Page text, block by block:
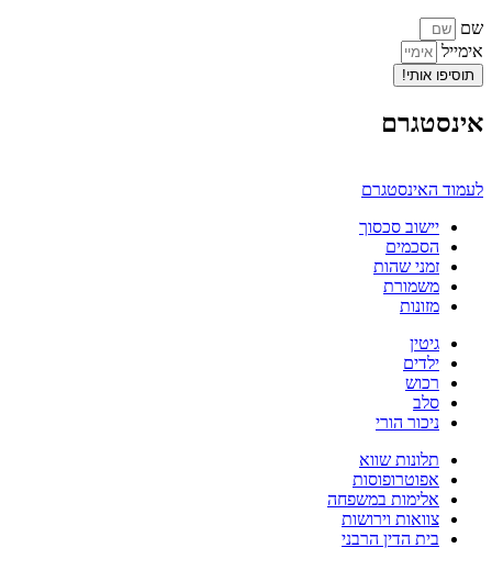
שם
אימייל
תוסיפו אותי!
אינסטגרם
לעמוד האינסטגרם
יישוב סכסוך
הסכמים
זמני שהות
משמורת
מזונות
גיטין
ילדים
רכוש
סלב
ניכור הורי
תלונות שווא
אפוטרופוסות
אלימות במשפחה
צוואות וירושות
בית הדין הרבני